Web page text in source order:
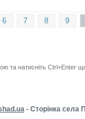
9
8
7
6
та натисніть Ctrl+Enter
- Сторінка